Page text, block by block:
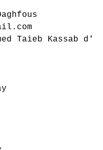
Taieb Kassab